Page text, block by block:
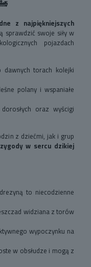
z najpiękniejszych
sprawdzić swoje siły w
pojazdach
torach kolejki
polany i wspaniałe
oraz wyścigi
z dziećmi, jak i grup
w sercu dzikiej
to niecodzienne
widziana z torów
wypoczynku na
w obsłudze i mogą z